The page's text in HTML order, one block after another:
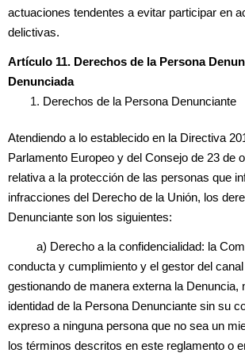
actuaciones tendentes a evitar participar en
delictivas.
Artículo 11. Derechos de la Persona
Denunciada
Derechos de la Persona Denunciante
Atendiendo a lo establecido en la Directiva
Parlamento Europeo y del Consejo de 23 de
relativa a la protección de las personas que
infracciones del Derecho de la Unión, los
Denunciante son los siguientes:
a) Derecho a la confidencialidad: la
conducta y cumplimiento y el gestor del
gestionando de manera externa la Denuncia,
identidad de la Persona Denunciante sin su
expreso a ninguna persona que no sea un
los términos descritos en este reglamento o